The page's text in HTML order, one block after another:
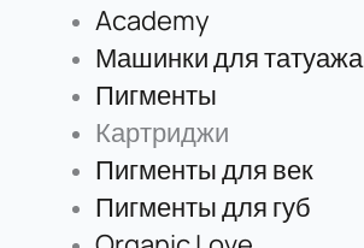
Academy
Машинки для татуажа
Пигменты
Картриджи
Пигменты для век
Пигменты для губ